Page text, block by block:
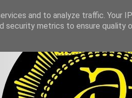
and to analyze traffic. Your
security metrics to ensure quality